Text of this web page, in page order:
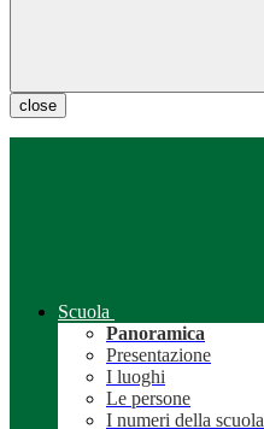
close
Scuola
Panoramica
Presentazione
I luoghi
Le persone
I numeri della scuola